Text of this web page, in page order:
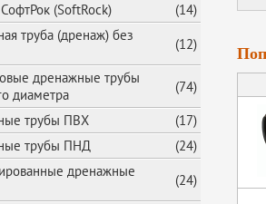
(SoftRock)
(14)
труба (дренаж) без
(12)
дренажные трубы
диаметра
(74)
трубы ПВХ
(17)
трубы ПНД
(24)
дренажные
(24)